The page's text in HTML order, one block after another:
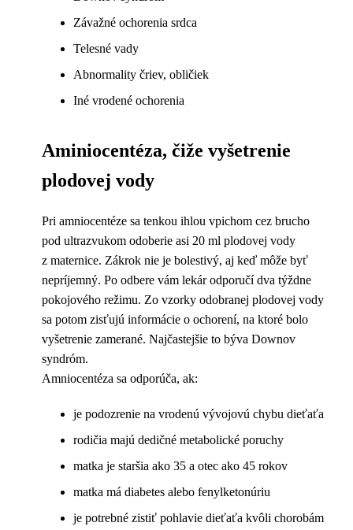
Závažné ochorenia srdca
Telesné vady
Abnormality čriev, obličiek
Iné vrodené ochorenia
Aminiocentéza, čiže vyšetrenie
plodovej vody
Pri amniocentéze sa tenkou ihlou vpichom cez brucho
pod ultrazvukom odoberie asi 20 ml plodovej vody
z maternice. Zákrok nie je bolestivý, aj keď môže byť
nepríjemný. Po odbere vám lekár odporučí dva týždne
pokojového režimu. Zo vzorky odobranej plodovej vody
sa potom zisťujú informácie o ochorení, na ktoré bolo
vyšetrenie zamerané. Najčastejšie to býva Downov
syndróm.
Amniocentéza sa odporúča, ak:
je podozrenie na vrodenú vývojovú chybu dieťaťa
rodičia majú dedičné metabolické poruchy
matka je staršia ako 35 a otec ako 45 rokov
matka má diabetes alebo fenylketonúriu
je potrebné zistiť pohlavie dieťaťa kvôli chorobám